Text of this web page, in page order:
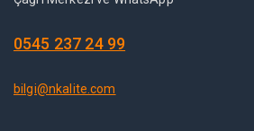
0545 237 24 99
bilgi@nkalite.com